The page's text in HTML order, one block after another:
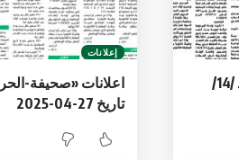
اعلانات «صحيفة-الحرية» العدد /14/
إعلانات
تاريخ 27-04-2025